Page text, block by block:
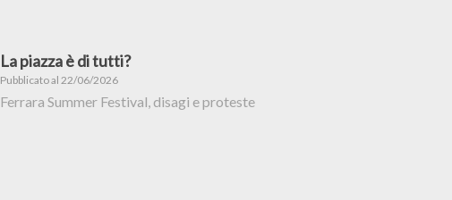
La piazza è di tutti?
Pubblicato al 22/06/2026
Ferrara Summer Festival, disagi e proteste